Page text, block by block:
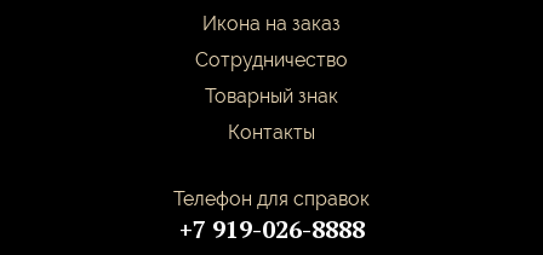
Икона на заказ
Сотрудничество
Товарный знак
Контакты
Телефон для справок
+7 919-026-8888